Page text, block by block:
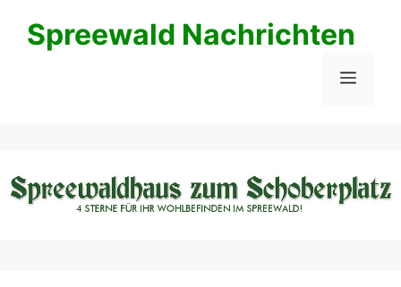
InhaltSpreewald Nachrichten
Menü